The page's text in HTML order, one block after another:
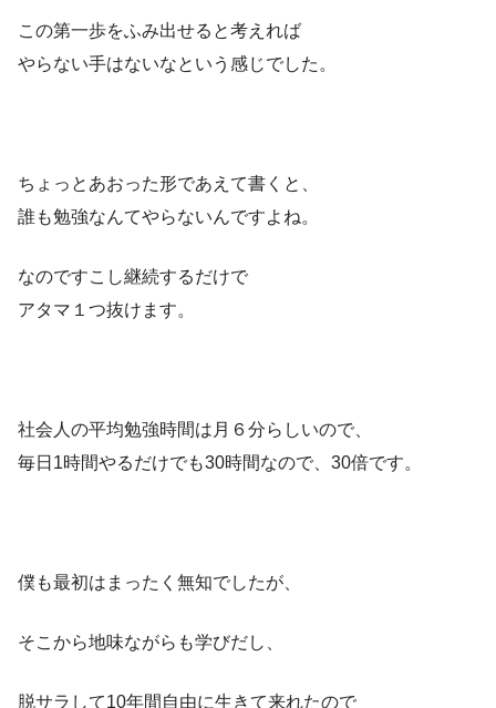
この第一歩をふみ出せると考えれば
やらない手はないなという感じでした。
ちょっとあおった形であえて書くと、
誰も勉強なんてやらないんですよね。
なのですこし継続するだけで
アタマ１つ抜けます。
社会人の平均勉強時間は月６分らしいので、
毎日1時間やるだけでも30時間なので、30倍です。
僕も最初はまったく無知でしたが、
そこから地味ながらも学びだし、
脱サラして10年間自由に生きて来れたので